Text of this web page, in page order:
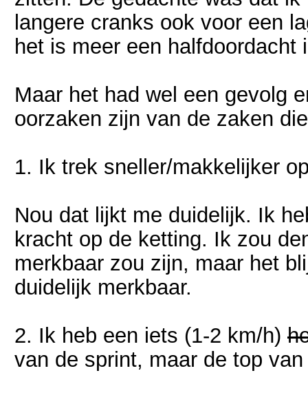
langere cranks ook voor een
het is meer een
Maar het had wel een gevolg
oorzaken zijn van de zaken
1. Ik trek sneller/makkelijker
Nou dat lijkt me duidelijk. Ik
kracht op de ketting. Ik zou
merkbaar zou zijn, maar het
duidelijk merkbaar.
2. Ik heb een iets (1-2 km/h)
van de sprint, maar de top